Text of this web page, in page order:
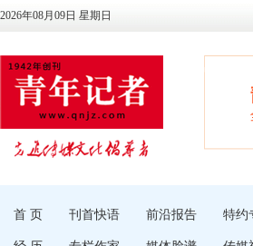
2026年08月09日 星期日
首 页 刊首快语 前沿报告 特约